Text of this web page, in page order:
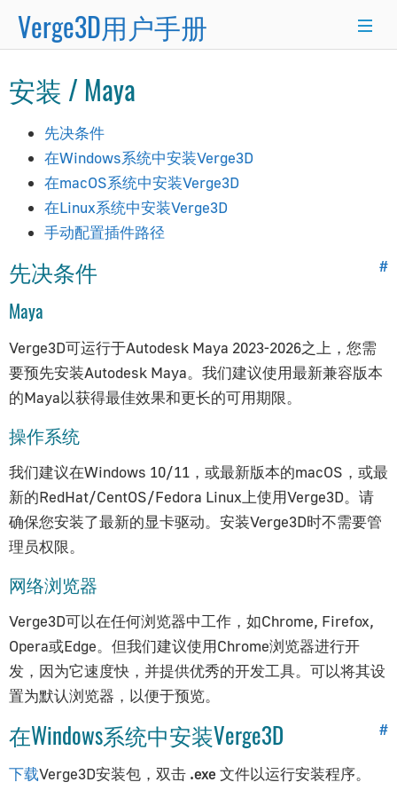
Verge3D用户手册
Blender
入门指南
新手入门
工作流程
拼图编辑器
版本更新
常见问题
通用专题
优化技巧
资产压缩
纹理压缩
基于HTML的用户界面
AR/VR开发
物理系统指南
个性化Verge3D应用
WordPress插件
使用JavaScript
创建桌面应用
创建一个基于SCORM的电子学习应用
安装 / Maya
先决条件
在Windows系统中安装Verge3D
在macOS系统中安装Verge3D
在Linux系统中安装Verge3D
手动配置插件路径
#
先决条件
Maya
Verge3D可运行于Autodesk Maya 2023-2026之上，您需
要预先安装Autodesk Maya。我们建议使用最新兼容版本
的Maya以获得最佳效果和更长的可用期限。
操作系统
我们建议在Windows 10/11，或最新版本的macOS，或最
新的RedHat/CentOS/Fedora Linux上使用Verge3D。请
确保您安装了最新的显卡驱动。安装Verge3D时不需要管
理员权限。
网络浏览器
Verge3D可以在任何浏览器中工作，如Chrome, Firefox,
Opera或Edge。但我们建议使用Chrome浏览器进行开
发，因为它速度快，并提供优秀的开发工具。可以将其设
置为默认浏览器，以便于预览。
#
在Windows系统中安装Verge3D
下载Verge3D安装包，双击 .exe 文件以运行安装程序。